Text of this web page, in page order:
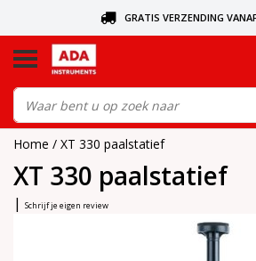
GRATIS VERZENDING
VANDAAG BESTELD, VANDAAG
Home / XT 330 paalstatief
XT 330 paalstatief
| Schrijf je eigen review